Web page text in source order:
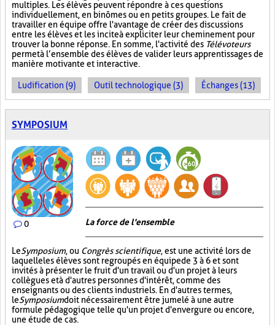
multiples. Les élèves peuvent répondre à ces questions
individuellement, en binômes ou en petits groupes. Le fait de
travailler en équipe offre l'avantage de créer des discussions
entre les élèves et les incite à expliciter leur cheminement pour
trouver la bonne réponse. En somme, l'activité des Télévoteurs
permet à l’ensemble des élèves de valider leurs apprentissages de
manière motivante et interactive.
Ludification (9) Outil technologique (3) Échanges (13)
SYMPOSIUM
0 La force de l'ensemble
LeSymposium, ou Congrès scientifique, est une activité lors de
laquelle les élèves sont regroupés en équipe de 3 à 6 et sont
invités à présenter le fruit d'un travail ou d'un projet à leurs
collègues et à d'autres personnes d'intérêt, comme des
enseignants ou des clients industriels. En d'autres termes,
leSymposiumdoit nécessairement être jumelé à une autre
formule pédagogique telle qu'un projet d'envergure ou encore,
une étude de cas.